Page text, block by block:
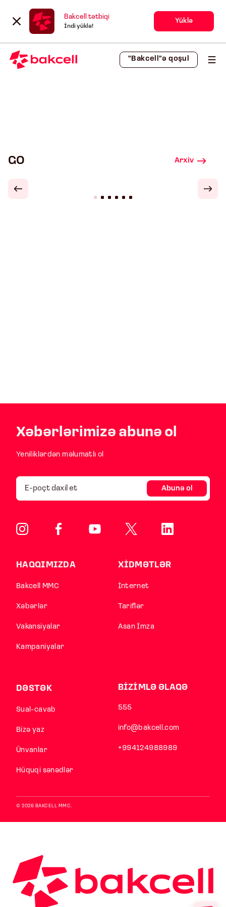
Bakcell tətbiqi
İndi yüklə!
Yüklə
"Bakcell"ə qoşul
GO Arxiv
Xəbərlərimizə abunə ol
Yeniliklərdən məlumatlı ol
Abunə ol
HAQQIMIZDA
Bakcell MMC
Xəbərlər
Vakansiyalar
Kampaniyalar
XİDMƏTLƏR
İnternet
Tariflər
Asan İmza
DƏSTƏK
Sual-cavab
Bizə yaz
Ünvanlar
Hüquqi sənədlər
BİZİMLƏ ƏLAQƏ
555
info@bakcell.com
+994124988989
© 2026 BAKCELL MMC.